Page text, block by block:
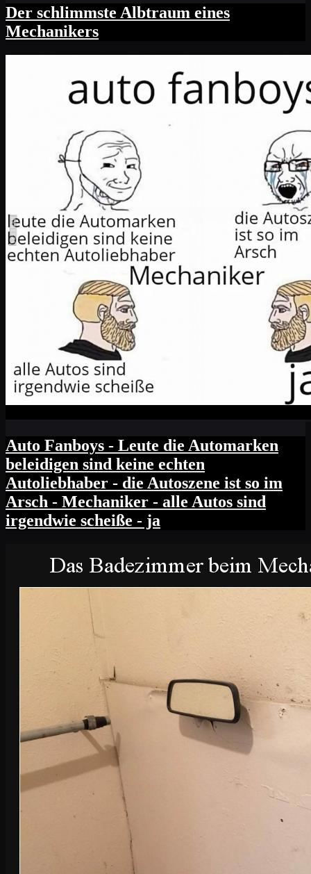
Der schlimmste Albtraum eines
Mechanikers
Auto Fanboys - Leute die Automarken
beleidigen sind keine echten
Autoliebhaber - die Autoszene ist so im
Arsch - Mechaniker - alle Autos sind
irgendwie scheiße - ja